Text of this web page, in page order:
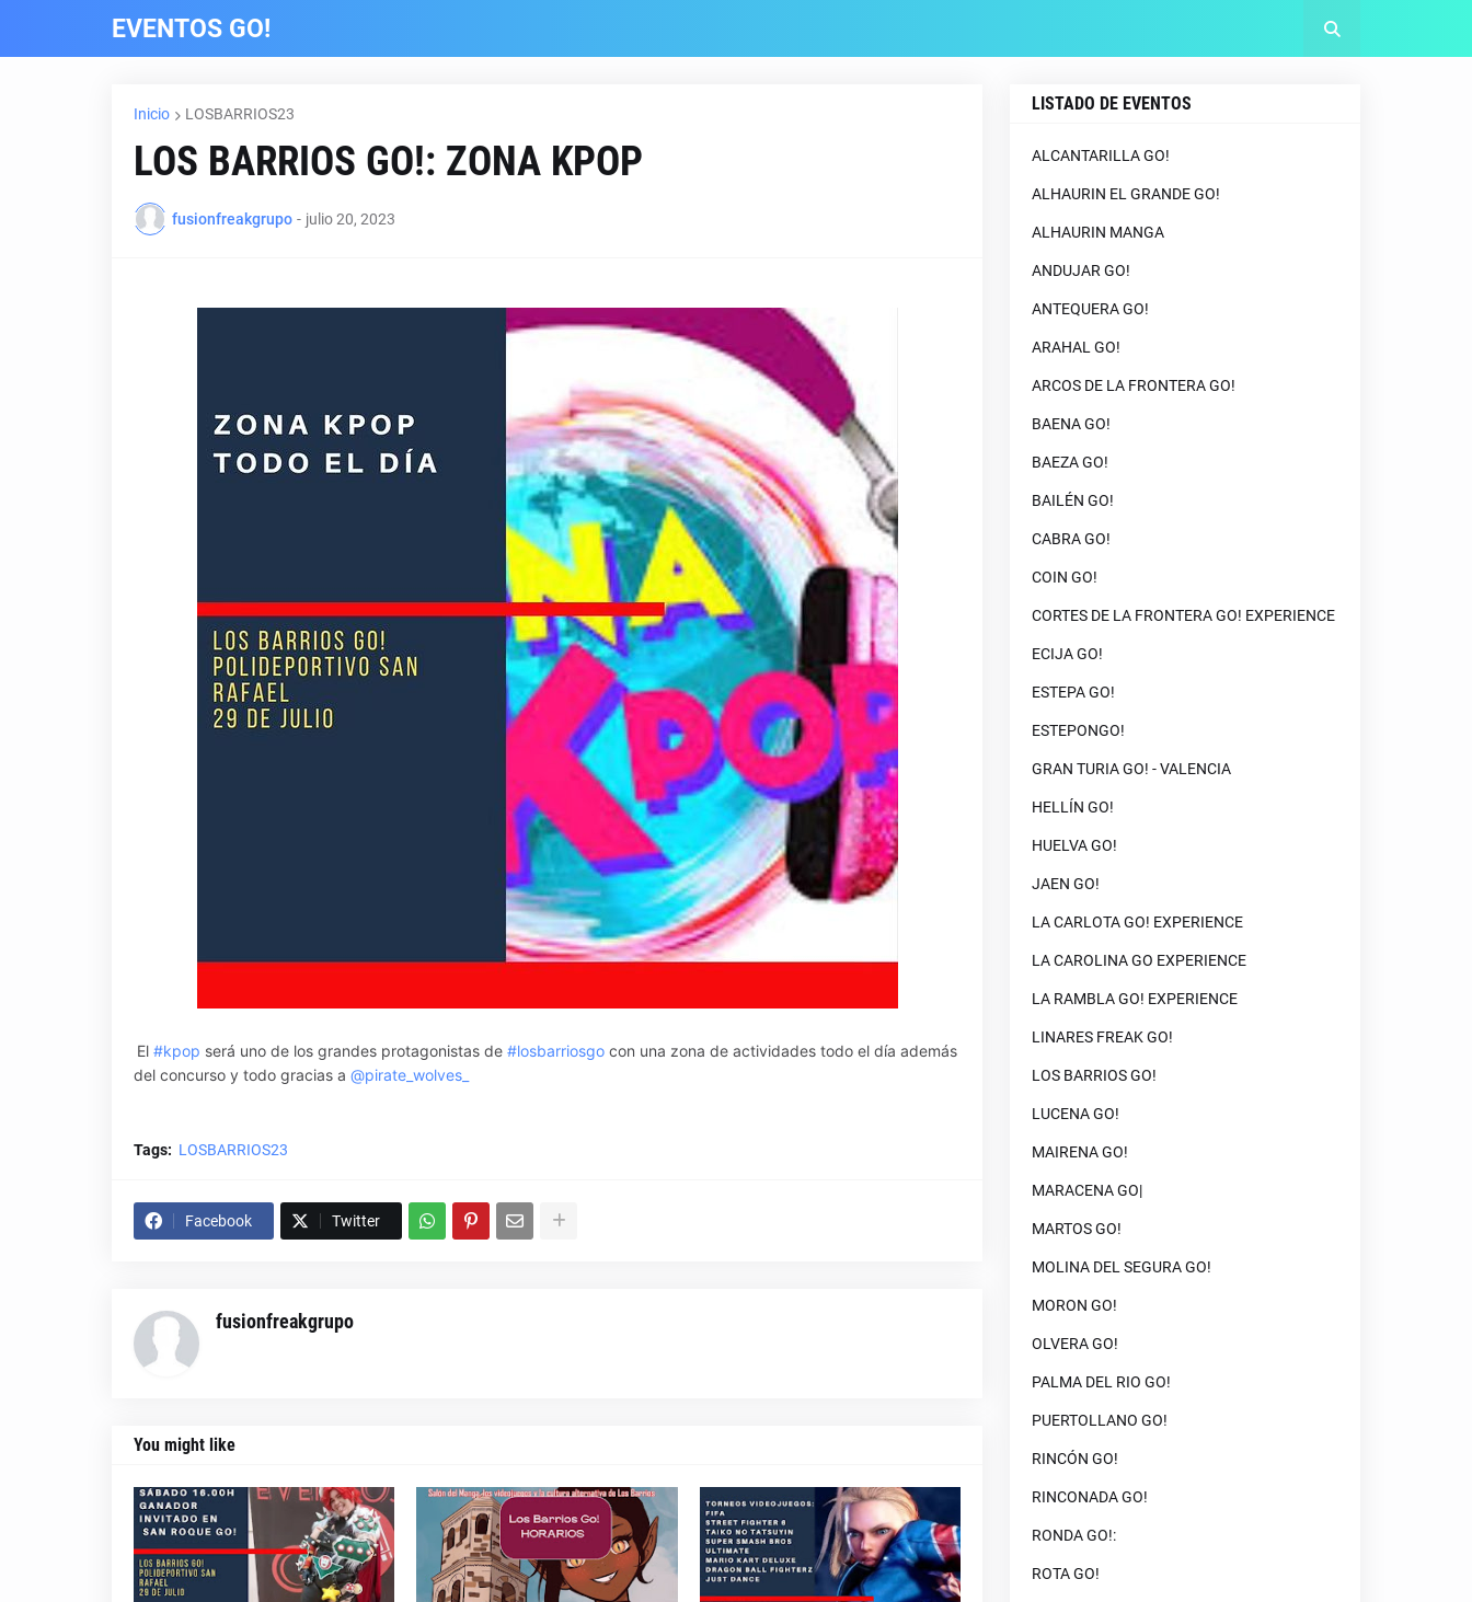
EVENTOS GO!
Inicio LOSBARRIOS23
LOS BARRIOS GO!: ZONA KPOP
fusionfreakgrupo - julio 20, 2023
El #kpop será uno de los grandes protagonistas de #losbarriosgo con una zona de actividades todo el día además
del concurso y todo gracias a @pirate_wolves_
Tags: LOSBARRIOS23
Facebook Twitter
fusionfreakgrupo
You might like
LISTADO DE EVENTOS
ALCANTARILLA GO!
ALHAURIN EL GRANDE GO!
ALHAURIN MANGA
ANDUJAR GO!
ANTEQUERA GO!
ARAHAL GO!
ARCOS DE LA FRONTERA GO!
BAENA GO!
BAEZA GO!
BAILÉN GO!
CABRA GO!
COIN GO!
CORTES DE LA FRONTERA GO! EXPERIENCE
ECIJA GO!
ESTEPA GO!
ESTEPONGO!
GRAN TURIA GO! - VALENCIA
HELLÍN GO!
HUELVA GO!
JAEN GO!
LA CARLOTA GO! EXPERIENCE
LA CAROLINA GO EXPERIENCE
LA RAMBLA GO! EXPERIENCE
LINARES FREAK GO!
LOS BARRIOS GO!
LUCENA GO!
MAIRENA GO!
MARACENA GO|
MARTOS GO!
MOLINA DEL SEGURA GO!
MORON GO!
OLVERA GO!
PALMA DEL RIO GO!
PUERTOLLANO GO!
RINCÓN GO!
RINCONADA GO!
RONDA GO!:
ROTA GO!